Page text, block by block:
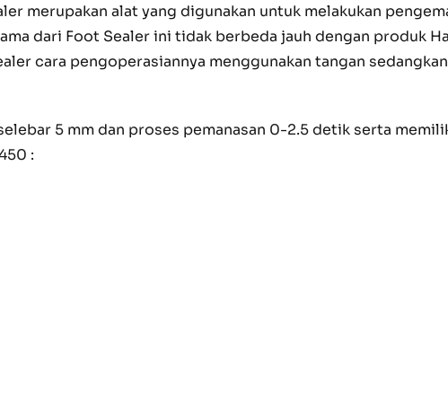
merupakan alat yang digunakan untuk melakukan
dari Foot Sealer ini tidak berbeda jauh dengan produk
cara pengoperasiannya menggunakan tangan
5 mm dan proses pemanasan 0-2.5 detik serta
: